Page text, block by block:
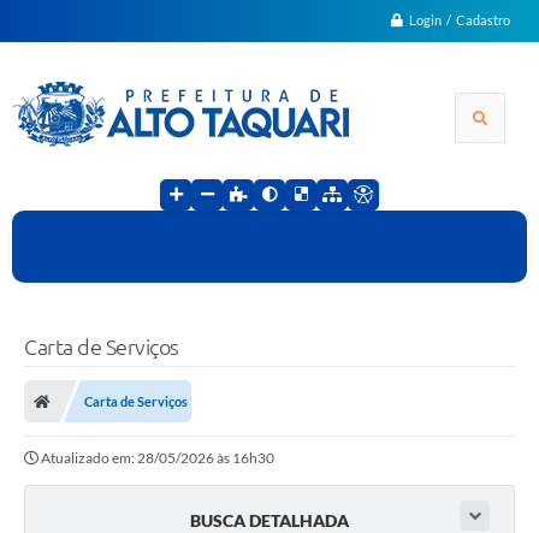
Login / Cadastro
Carta de Serviços
Carta de Serviços
Atualizado em: 28/05/2026 às 16h30
BUSCA DETALHADA